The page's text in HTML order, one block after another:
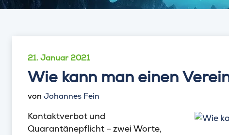
21. Januar 2021
Wie kann man einen
von Johannes Fein
Kontaktverbot und
Quarantänepflicht – zwei Worte,